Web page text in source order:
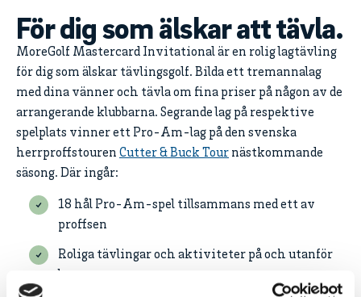
För dig som älskar att tävla.
MoreGolf Mastercard Invitational är en rolig lagtävling
för dig som älskar tävlingsgolf. Bilda ett tremannalag
med dina vänner och tävla om fina priser på någon av de
arrangerande klubbarna. Segrande lag på respektive
spelplats vinner ett Pro-Am-lag på den svenska
herrproffstouren Cutter & Buck Tour nästkommande
säsong. Där ingår:
18 hål Pro-Am-spel tillsammans med ett av
proffsen
Roliga tävlingar och aktiviteter på och utanför
banan